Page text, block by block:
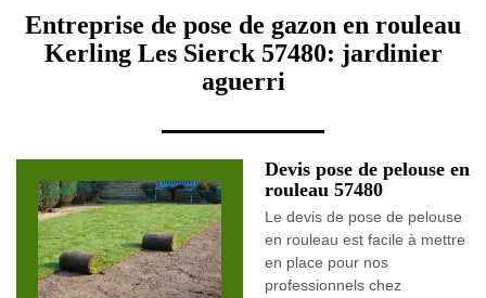
Entreprise de pose de gazon en rouleau
Kerling Les Sierck 57480: jardinier
aguerri
Devis pose de pelouse en
rouleau 57480
Le devis de pose de pelouse
en rouleau est facile à mettre
en place pour nos
professionnels chez